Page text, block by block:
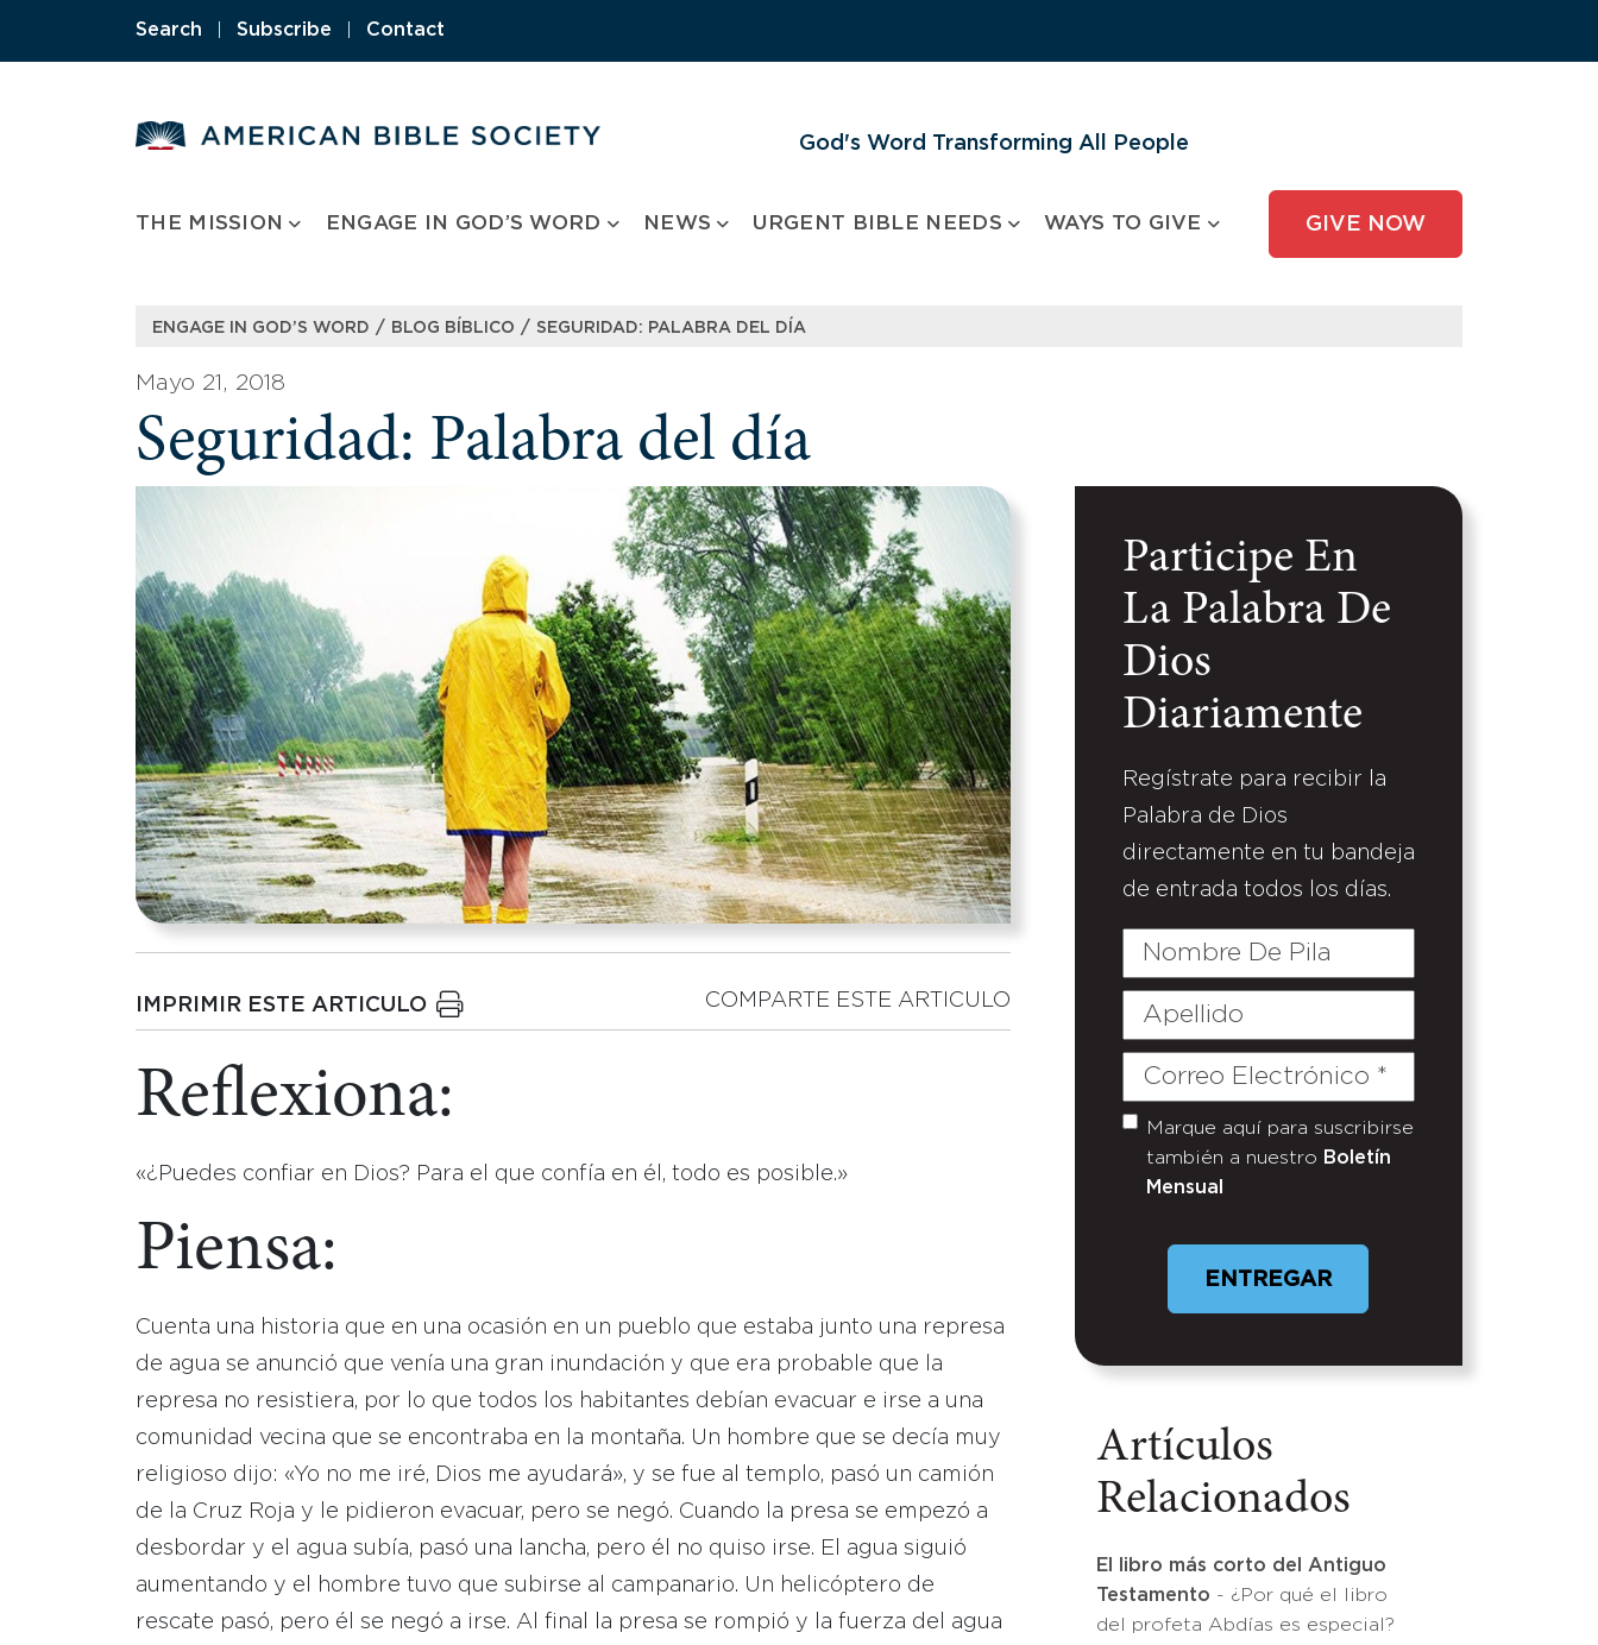
Search Subscribe Contact
God's Word Transforming All People
THE MISSION ENGAGE IN GOD’S WORD NEWS URGENT BIBLE NEEDS WAYS TO GIVE GIVE NOW
ENGAGE IN GOD’S WORD / BLOG BÍBLICO / SEGURIDAD: PALABRA DEL DÍA
Mayo 21, 2018
Seguridad: Palabra del día
IMPRIMIR ESTE ARTICULO COMPARTE ESTE ARTICULO
Reflexiona:
«¿Puedes confiar en Dios? Para el que confía en él, todo es posible.»
Piensa:
Cuenta una historia que en una ocasión en un pueblo que estaba junto una represa
de agua se anunció que venía una gran inundación y que era probable que la
represa no resistiera, por lo que todos los habitantes debían evacuar e irse a una
comunidad vecina que se encontraba en la montaña. Un hombre que se decía muy
religioso dijo: «Yo no me iré, Dios me ayudará», y se fue al templo, pasó un camión
de la Cruz Roja y le pidieron evacuar, pero se negó. Cuando la presa se empezó a
desbordar y el agua subía, pasó una lancha, pero él no quiso irse. El agua siguió
aumentando y el hombre tuvo que subirse al campanario. Un helicóptero de
rescate pasó, pero él se negó a irse. Al final la presa se rompió y la fuerza del agua
Participe En
La Palabra De
Dios
Diariamente
Regístrate para recibir la
Palabra de Dios
directamente en tu bandeja
de entrada todos los días.
Nombre
Pila
Apellido
Correo
Untitled
Marque aquí para suscribirse
también a nuestro Boletín
Mensual
Artículos
Relacionados
El libro más corto del Antiguo
Testamento - ¿Por qué el libro
del profeta Abdías es especial?